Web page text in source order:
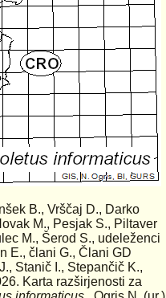
B., Vrščaj D., Darko
M., Pesjak S., Piltaver
M., Šerod S., udeleženci
E., člani G., Člani GD
Stanič I., Stepančič K.,
Karta razširjenosti za